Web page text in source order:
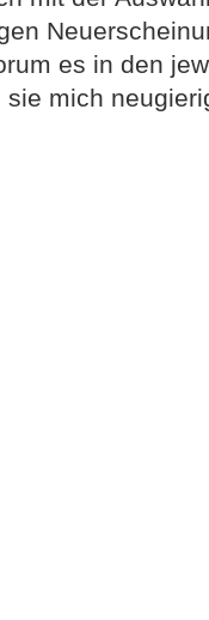
es in den
sie mich